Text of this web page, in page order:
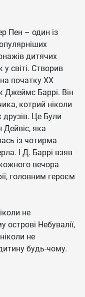
Пен – один із
дитячих
у світі. Створив
початку ХХ
Джеймс Баррі. Він
котрий ніколи
друзів. Це Були
Дейвіс, яка
із чотирма
І Д. Баррі взяв
вечора
головним героєм
не
Небувалії,
не
будь-чому.